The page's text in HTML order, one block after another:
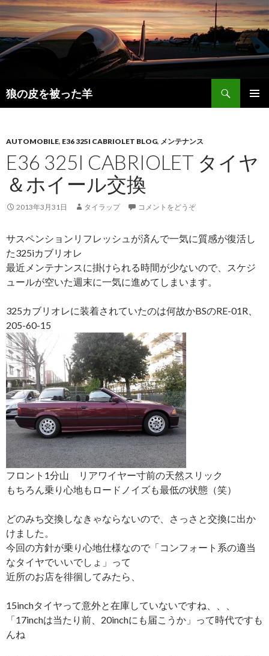
狼の皮を被った羊
検
索
ン
ツ
へ
移
動
AUTOMOBILE, E36 325I CABRIOLET BLOG, メンテナンス
E36 325I CABRIOLET タイヤ
＆ホイール交換
2013年3月31日 タイラップ コメントをどうぞ
サスペンションリフレッシュが済んで一気に質感が復活し
た325iカブリオレ
最近メンテナンスに掛けられる時間が少ないので、スケジ
ュールが空いた週末に一気に進めてしまいます。
325カブリオレに装着されていたのは何故かBSのRE-01R、
205-60-15
フロント1分山 リアワイヤー寸前の天然スリック
もちろん乗り心地もロードノイズも最低の状態（笑）
どのみち交換しなきゃならないので、さっさと交換に出か
けました。
今回の方針が乗り心地仕様なので「コンフォート系の適当
なタイヤでいいでしょ」って
近所のお店を徘徊してみたら、
15inchタイヤって意外と在庫していないですね、、、
「17inchは当たり前、20inchにも届こうか」って時代ですも
んね